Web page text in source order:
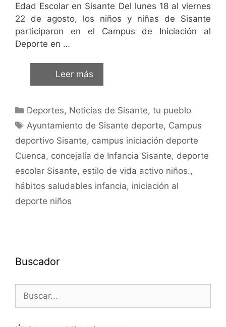
Edad Escolar en Sisante Del lunes 18 al viernes
22 de agosto, los niños y niñas de Sisante
participaron en el Campus de Iniciación al
Deporte en …
Leer más
Deportes, Noticias de Sisante, tu pueblo
Ayuntamiento de Sisante deporte, Campus
deportivo Sisante, campus iniciación deporte
Cuenca, concejalía de Infancia Sisante, deporte
escolar Sisante, estilo de vida activo niños.,
hábitos saludables infancia, iniciación al
deporte niños
Buscador